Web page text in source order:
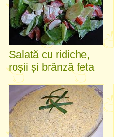
Salată cu ridiche,
roșii și brânză feta